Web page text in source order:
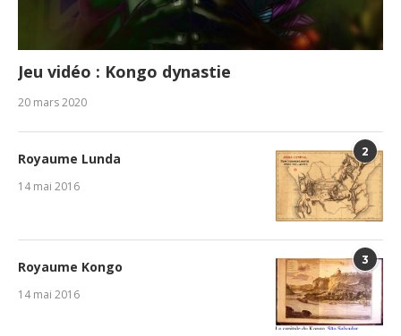
Jeu vidéo : Kongo dynastie
20 mars 2020
2
Royaume Lunda
14 mai 2016
3
Royaume Kongo
14 mai 2016